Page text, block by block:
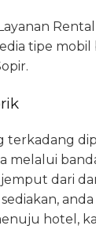
tipe
melalui
dari
hotel,